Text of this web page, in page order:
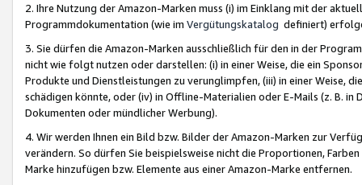
2. Ihre Nutzung der Amazon-Marken muss (i) im Einklang mit der
Programmdokumentation (wie im Vergütungskatalog definiert)
3. Sie dürfen die Amazon-Marken ausschließlich für den in der
nicht wie folgt nutzen oder darstellen: (i) in einer Weise, die ein
Produkte und Dienstleistungen zu verunglimpfen, (iii) in einer Weise,
schädigen könnte, oder (iv) in Offline-Materialien oder E-Mails (z. B. in
Dokumenten oder mündlicher Werbung).
4. Wir werden Ihnen ein Bild bzw. Bilder der Amazon-Marken zur
verändern. So dürfen Sie beispielsweise nicht die Proportionen,
Marke hinzufügen bzw. Elemente aus einer Amazon-Marke entfernen.